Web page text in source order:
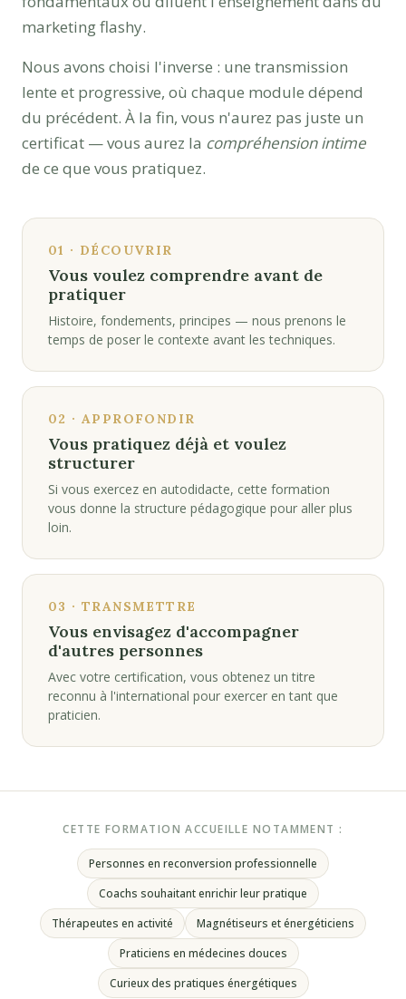
marketing flashy.
Nous avons choisi l'inverse : une transmission
lente et progressive, où chaque module dépend
du précédent. À la fin, vous n'aurez pas juste un
certificat — vous aurez la compréhension intime
de ce que vous pratiquez.
01 · DÉCOUVRIR
Vous voulez comprendre avant de
pratiquer
Histoire, fondements, principes — nous prenons le
temps de poser le contexte avant les techniques.
02 · APPROFONDIR
Vous pratiquez déjà et voulez
structurer
Si vous exercez en autodidacte, cette formation
vous donne la structure pédagogique pour aller plus
loin.
03 · TRANSMETTRE
Vous envisagez d'accompagner
d'autres personnes
Avec votre certification, vous obtenez un titre
reconnu à l'international pour exercer en tant que
praticien.
CETTE FORMATION ACCUEILLE NOTAMMENT :
Personnes en reconversion professionnelle
Coachs souhaitant enrichir leur pratique
Thérapeutes en activité
Magnétiseurs et énergéticiens
Praticiens en médecines douces
Curieux des pratiques énergétiques